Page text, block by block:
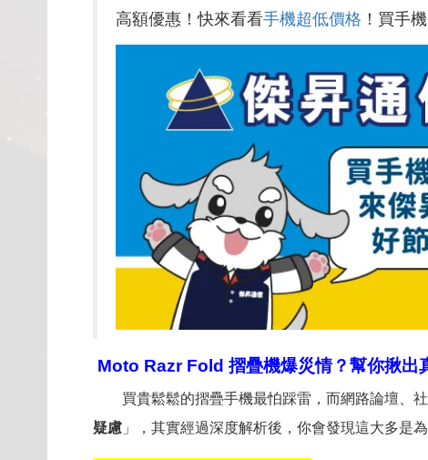
高額優惠！快來看看手機超低價格 ！買手
Moto Razr Fold 摺疊機爆災情？幫你揪出
買貴鬆鬆的摺疊手機最怕踩雷，而網路論壇、社
疑慮 」，其實經過深度解析後，你會發現這大多是